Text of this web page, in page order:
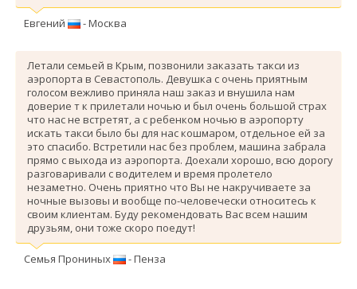
Евгений - Москва
Летали семьей в Крым, позвонили заказать такси из
аэропорта в Севастополь. Девушка с очень приятным
голосом вежливо приняла наш заказ и внушила нам
доверие т к прилетали ночью и был очень большой страх
что нас не встретят, а с ребенком ночью в аэропорту
искать такси было бы для нас кошмаром, отдельное ей за
это спасибо. Вcтретили нас без проблем, машина забрала
прямо с выхода из аэропорта. Доехали хорошо, всю дорогу
разговаривали с водителем и время пролетело
незаметно. Очень приятно что Вы не накручиваете за
ночные вызовы и вообще по-человечески относитесь к
своим клиентам. Буду рекомендовать Вас всем нашим
друзьям, они тоже скоро поедут!
Семья Прониных - Пенза